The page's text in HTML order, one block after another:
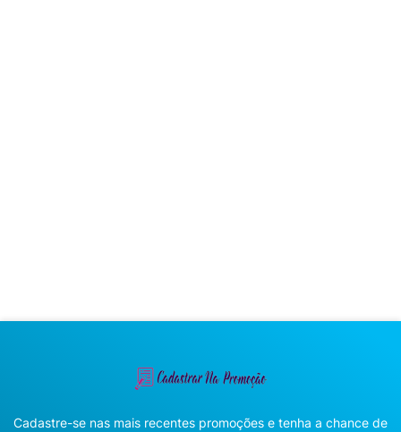
Cadastre-se nas mais recentes promoções e tenha a chance de